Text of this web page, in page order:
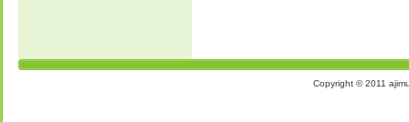
Copyright © 2011